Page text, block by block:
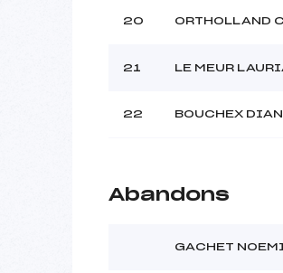
20 ORTHOLLAND
21 LE MEUR
22 BOUCHEX
Abandons
GACHET